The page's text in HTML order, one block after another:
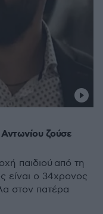
ζούσε
παιδιού από τη
είναι ο 34χρονος
στον πατέρα